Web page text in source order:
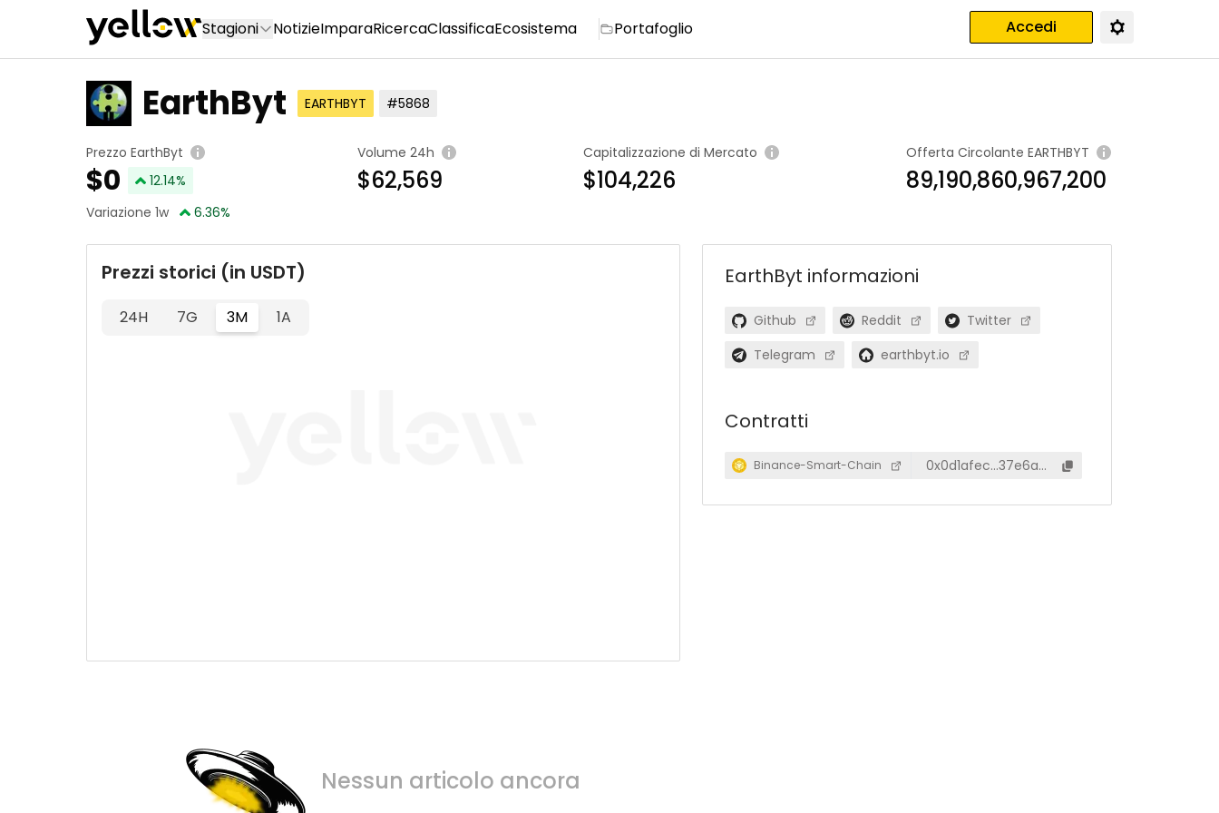
Stagioni NotizieImparaRicercaClassificaEcosistema Portafoglio Accedi
EarthByt EARTHBYT #5868
Prezzo EarthByt
$0 12.14%
Variazione 1w
6.36%
Volume 24h
$62,569
Capitalizzazione di Mercato
$104,226
Offerta Circolante EARTHBYT
89,190,860,967,200
Prezzi storici (in USDT)
24H 7G 3M 1A
Nessun articolo ancora
EarthByt informazioni
Github Reddit
Twitter
Telegram
earthbyt.io
Contratti
Binance-Smart-Chain
0x0d1afec…37e6ab